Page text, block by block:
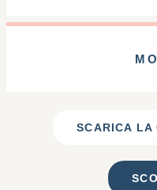
SCARICA LA